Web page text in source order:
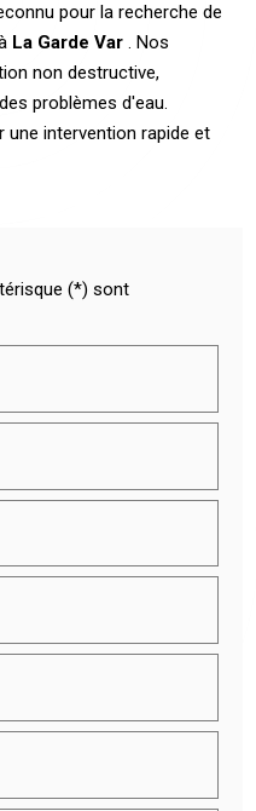
pour la recherche de
La Garde Var. Nos
non destructive,
problèmes d'eau.
intervention rapide et
(*) sont